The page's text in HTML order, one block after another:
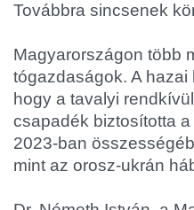
Továbbra sincsenek
Magyarországon több
tógazdaságok. A
hogy a tavalyi
csapadék biztosította
2023-ban
mint az orosz-ukrán